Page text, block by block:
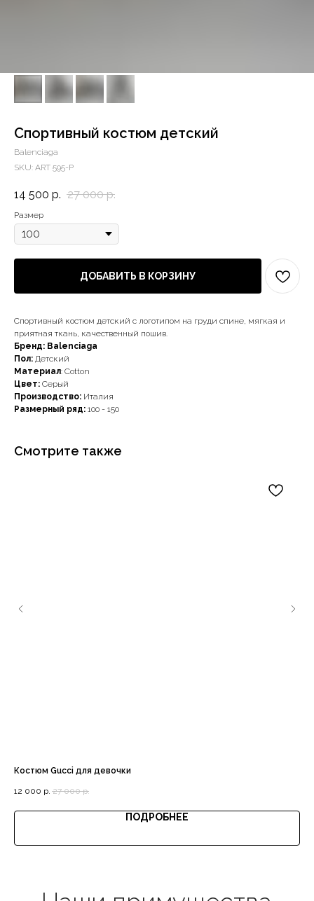
Спортивный костюм детский
Balenciaga
SKU: ART 595-P
14 500 р. 27 000 р.
Размер
ДОБАВИТЬ В КОРЗИНУ
Спортивный костюм детский с логотипом на груди спине, мягкая и
приятная ткань, качественный пошив.
Бренд: Balenciaga
Пол: Детский
Материал: Cotton
Цвет: Серый
Производство: Италия
Размерный ряд: 100 - 150
Смотрите также
Костюм Gucci для девочки
12 000 р. 27 000 р.
ПОДРОБНЕЕ
Выгодная цена